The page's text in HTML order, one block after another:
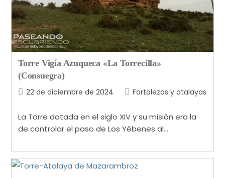
Torre Vigía Azuqueca «La Torrecilla»
(Consuegra)
22 de diciembre de 2024
Fortalezas y atalayas
La Torre datada en el siglo XIV y su misión era la
de controlar el paso de Los Yébenes al…